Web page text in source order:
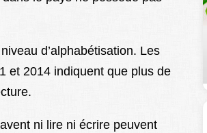
d’alphabétisation. Les
et 2014 indiquent que plus de
ni lire ni écrire peuvent